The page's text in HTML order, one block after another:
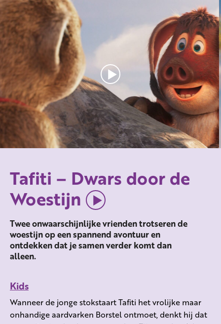
Tafiti – Dwars door de
Woestijn
Twee onwaarschijnlijke vrienden trotseren de
woestijn op een spannend avontuur en
ontdekken dat je samen verder komt dan
alleen.
Kids
Wanneer de jonge stokstaart Tafiti het vrolijke maar
onhandige aardvarken Borstel ontmoet, denkt hij dat